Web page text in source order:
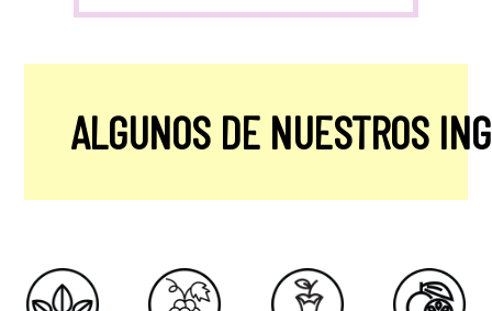
ALGUNOS DE NUESTROS